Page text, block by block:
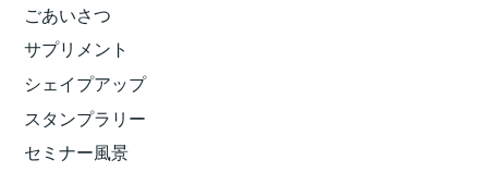
ごあいさつ
サプリメント
シェイプアップ
スタンプラリー
セミナー風景